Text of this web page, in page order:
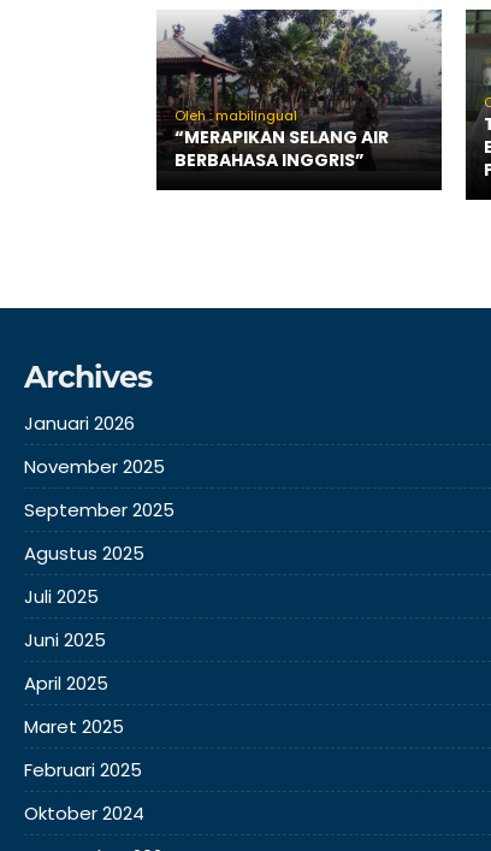
Oleh : mabilingual
“MERAPIKAN SELANG AIR
BERBAHASA INGGRIS”
Archives
Januari 2026
November 2025
September 2025
Agustus 2025
Juli 2025
Juni 2025
April 2025
Maret 2025
Februari 2025
Oktober 2024